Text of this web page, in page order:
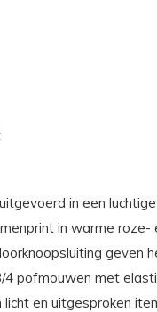
in een luchtige
in warme roze-
geven
4 pofmouwen met
licht en uitgesproken